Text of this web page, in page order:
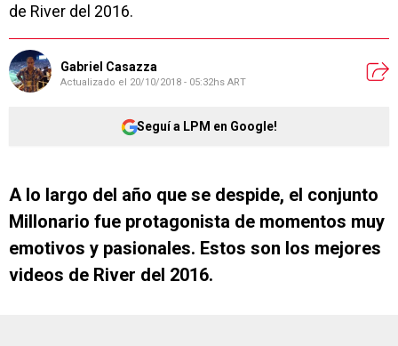
de River del 2016.
Gabriel Casazza
Actualizado el 20/10/2018 - 05:32hs ART
Seguí a LPM en Google!
A lo largo del año que se despide, el conjunto
Millonario fue protagonista de momentos muy
emotivos y pasionales. Estos son los mejores
videos de River del 2016.